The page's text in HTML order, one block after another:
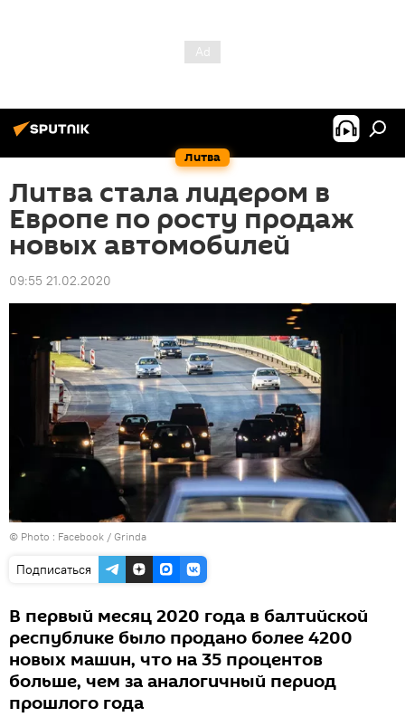
Литва
Литва стала лидером в
Европе по росту продаж
новых автомобилей
09:55 21.02.2020
© Photo : Facebook / Grinda
Подписаться
В первый месяц 2020 года в балтийской
республике было продано более 4200
новых машин, что на 35 процентов
больше, чем за аналогичный период
прошлого года